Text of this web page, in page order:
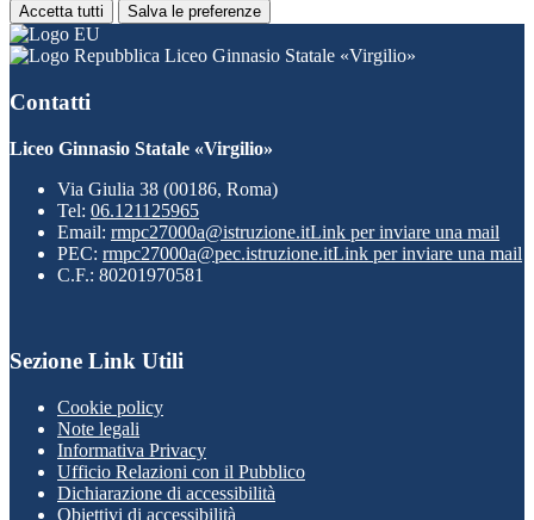
Accetta tutti Salva le preferenze
Liceo Ginnasio Statale «Virgilio»
Contatti
Liceo Ginnasio Statale «Virgilio»
Via Giulia 38 (00186, Roma)
Tel: 06.121125965
Email: rmpc27000a@istruzione.itLink per inviare una mail
PEC: rmpc27000a@pec.istruzione.itLink per inviare una mail
C.F.: 80201970581
Sezione Link Utili
Cookie policy
Note legali
Informativa Privacy
Ufficio Relazioni con il Pubblico
Dichiarazione di accessibilità
Obiettivi di accessibilità